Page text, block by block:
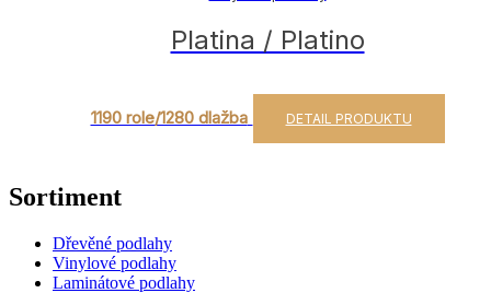
Platina / Platino
1190 role/1280 dlažba DETAIL PRODUKTU
Sortiment
Dřevěné podlahy
Vinylové podlahy
Laminátové podlahy